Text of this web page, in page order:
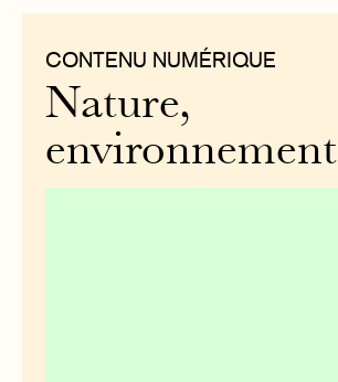
CONTENU NUMÉRIQUE
Nature,
environnement